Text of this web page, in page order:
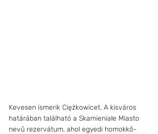
Kevesen ismerik Ciężkowicet. A kisváros
határában található a Skamieniałe Miasto
nevű rezervátum, ahol egyedi homokkő-